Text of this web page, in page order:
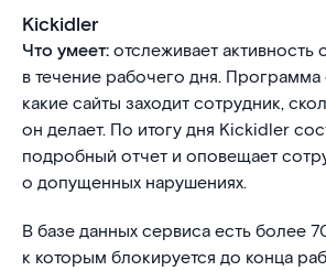
Kickidler
Что умеет:отслеживает активность
в течение рабочего дня. Программа
какие сайты заходит сотрудник,
он делает. По итогу дня Kickidler
подробный отчет и оповещает
о допущенных нарушениях.
В базе данных сервиса есть более
к которым блокируется до конца